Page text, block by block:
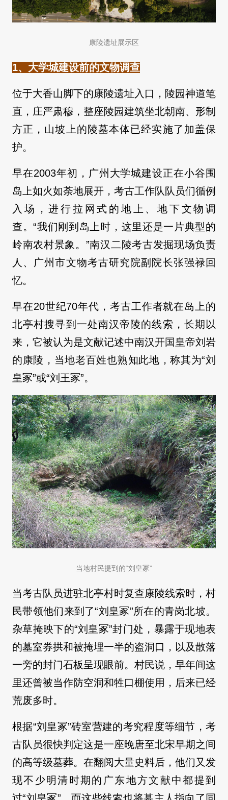
康陵遗址展示区
1、大学城建设前的文物调查
位于大香山脚下的康陵遗址入口，陵园神道笔
直，庄严肃穆，整座陵园建筑坐北朝南、形制
方正，山坡上的陵墓本体已经实施了加盖保
护。
早在2003年初，广州大学城建设正在小谷围
岛上如火如荼地展开，考古工作队队员们循例
入场，进行拉网式的地上、地下文物调
查。“我们刚到岛上时，这里还是一片典型的
岭南农村景象。”南汉二陵考古发掘现场负责
人、广州市文物考古研究院副院长张强禄回
忆。
早在20世纪70年代，考古工作者就在岛上的
北亭村搜寻到一处南汉帝陵的线索，长期以
来，它被认为是文献记述中南汉开国皇帝刘岩
的康陵，当地老百姓也熟知此地，称其为“刘
皇冢”或“刘王冢”。
当地村民提到的“刘皇冢”
当考古队员进驻北亭村时复查康陵线索时，村
民带领他们来到了“刘皇冢”所在的青岗北坡。
杂草掩映下的“刘皇冢”封门处，暴露于现地表
的墓室券拱和被掩埋一半的盗洞口，以及散落
一旁的封门石板呈现眼前。村民说，早年间这
里还曾被当作防空洞和牲口棚使用，后来已经
荒废多时。
根据“刘皇冢”砖室营建的考究程度等细节，考
古队员很快判定这是一座晚唐至北宋早期之间
的高等级墓葬。在翻阅大量史料后，他们又发
现不少明清时期的广东地方文献中都提到